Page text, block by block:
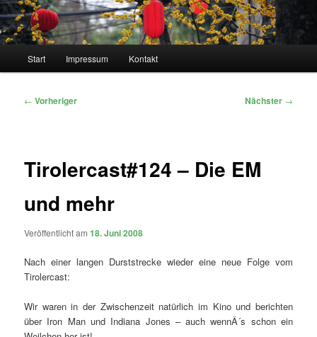
Start Impressum Kontakt
Beitragsnavigation
← Vorheriger Nächster →
Tirolercast#124 – Die EM
und mehr
Veröffentlicht am18. Juni 2008
Nach einer langen Durststrecke wieder eine neue Folge vom
Tirolercast:
Wir waren in der Zwischenzeit natürlich im Kino und berichten
über Iron Man und Indiana Jones – auch wennÂ´s schon ein